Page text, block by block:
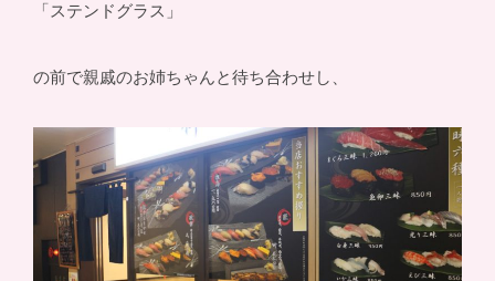
「ステンドグラス」
の前で親戚のお姉ちゃんと待ち合わせし、